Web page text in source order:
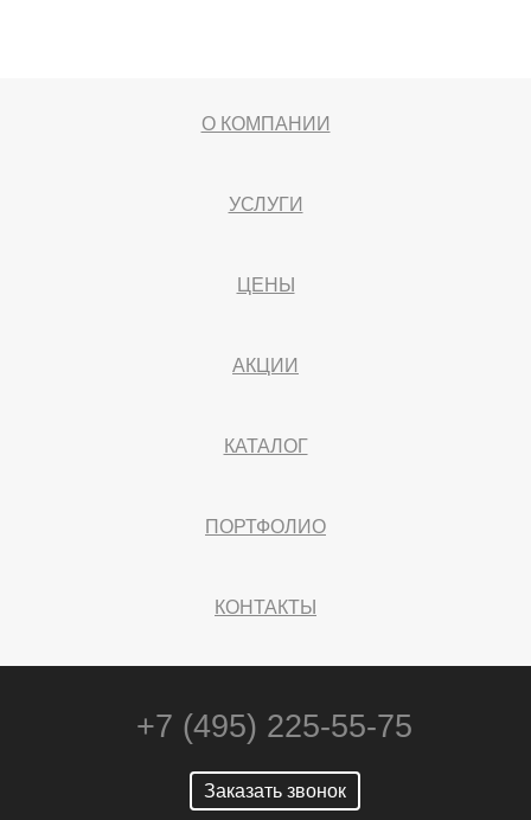
О КОМПАНИИ
УСЛУГИ
ЦЕНЫ
АКЦИИ
КАТАЛОГ
ПОРТФОЛИО
КОНТАКТЫ
+7 (495) 225-55-75
Заказать звонок